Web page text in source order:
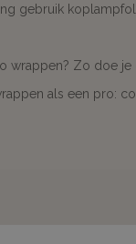
gebruik
wrappen? Zo doe je
als een pro: